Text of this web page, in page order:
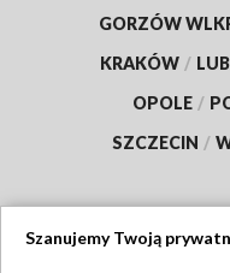
GORZÓW
KRAKÓW /
OPOLE /
SZCZECIN /
Szanujemy Twoją